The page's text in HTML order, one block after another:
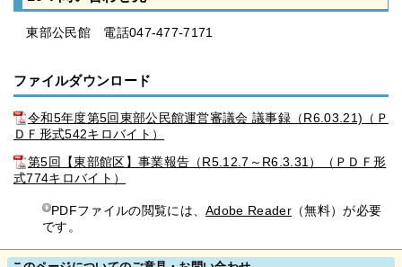
東部公民館 電話047-477-7171
ファイルダウンロード
令和5年度第5回東部公民館運営審議会 議事録（R6.03.21)（Ｐ
ＤＦ形式542キロバイト）
第5回【東部館区】事業報告（R5.12.7～R6.3.31）（ＰＤＦ形
式774キロバイト）
PDFファイルの閲覧には、Adobe Reader （無料）が必要
です。